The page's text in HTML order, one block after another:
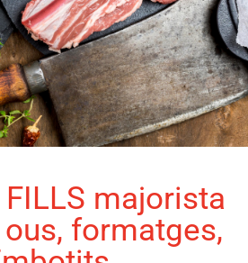
FILLS majorista
formatges,